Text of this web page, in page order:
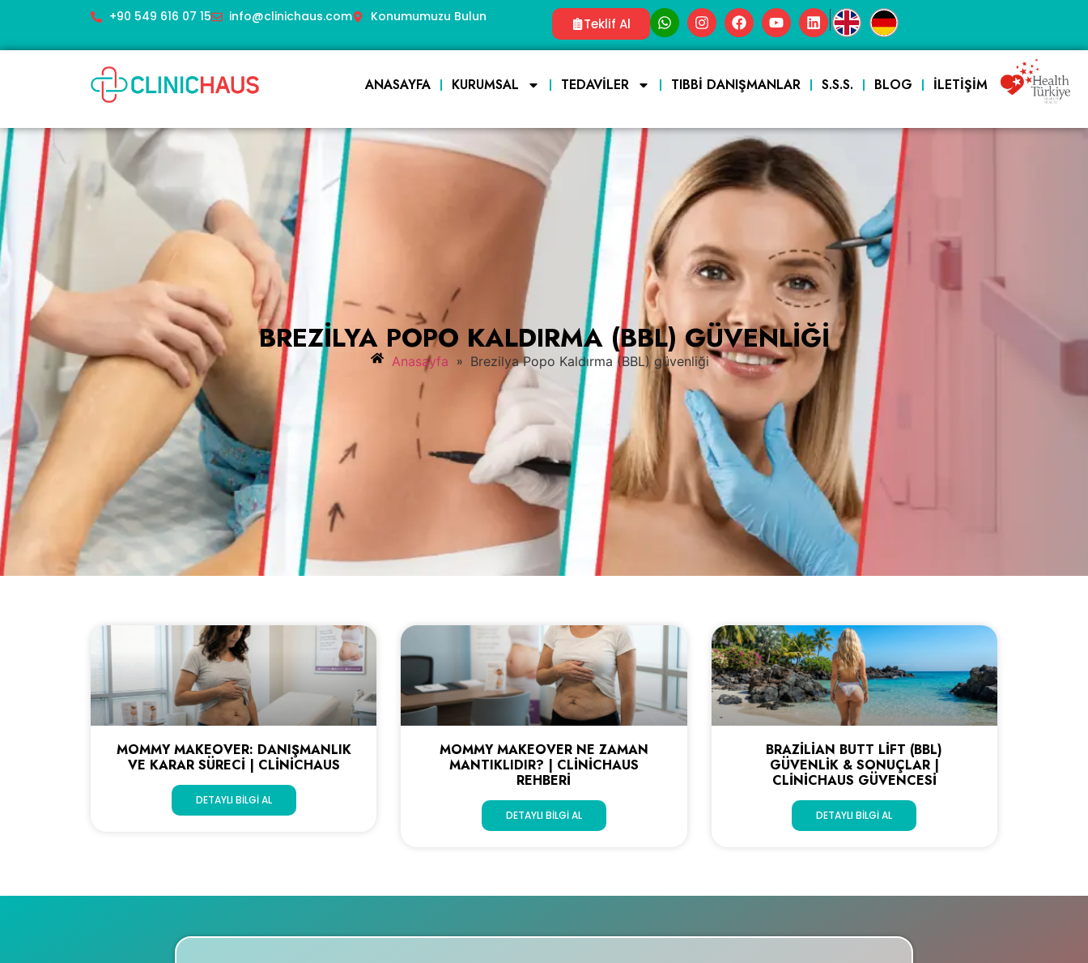
+90 549 616 07 15 info@clinichaus.com Konumumuzu Bulun Teklif Al |
ANASAYFA KURUMSAL TEDAVILER TIBBI DANIŞMANLAR S.S.S. BLOG İLETIŞIM
BREZILYA POPO KALDIRMA (BBL) GÜVENLIĞI
Anasayfa » Brezilya Popo Kaldırma (BBL) güvenliği
MOMMY MAKEOVER: DANIŞMANLIK
VE KARAR SÜRECI | CLINICHAUS
DETAYLI BILGI AL
MOMMY MAKEOVER NE ZAMAN
MANTIKLIDIR? | CLINICHAUS
REHBERI
DETAYLI BILGI AL
BRAZILIAN BUTT LIFT (BBL)
GÜVENLIK & SONUÇLAR |
CLINICHAUS GÜVENCESI
DETAYLI BILGI AL